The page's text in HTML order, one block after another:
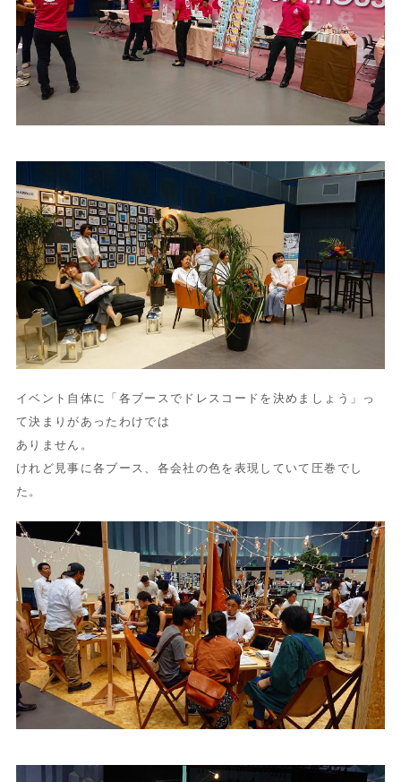
イベント自体に「各ブースでドレスコードを決めましょう」
っ
て決まりがあったわけでは
ありません。
けれど見事に各ブース、各会社の色を表現していて圧巻でし
た。